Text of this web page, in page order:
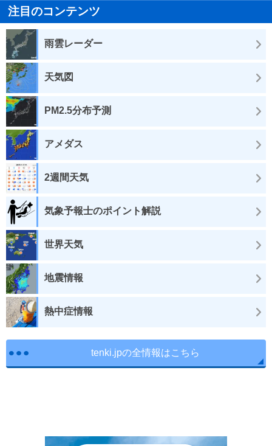
注目のコンテンツ
雨雲レーダー
天気図
PM2.5分布予測
アメダス
2週間天気
気象予報士のポイント解説
世界天気
地震情報
熱中症情報
tenki.jpの全情報はこちら